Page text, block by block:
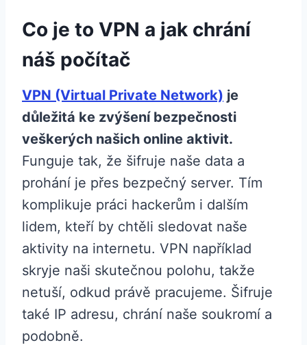
Co je to VPN a jak chrání
náš počítač
VPN (Virtual Private Network) je
důležitá ke zvýšení bezpečnosti
veškerých našich online aktivit.
Funguje tak, že šifruje naše data a
prohání je přes bezpečný server. Tím
komplikuje práci hackerům i dalším
lidem, kteří by chtěli sledovat naše
aktivity na internetu. VPN například
skryje naši skutečnou polohu, takže
netuší, odkud právě pracujeme. Šifruje
také IP adresu, chrání naše soukromí a
podobně.